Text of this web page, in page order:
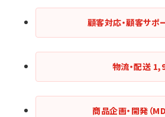
顧客対応・顧客サポ
物流・配送
商品企画・開発（MD